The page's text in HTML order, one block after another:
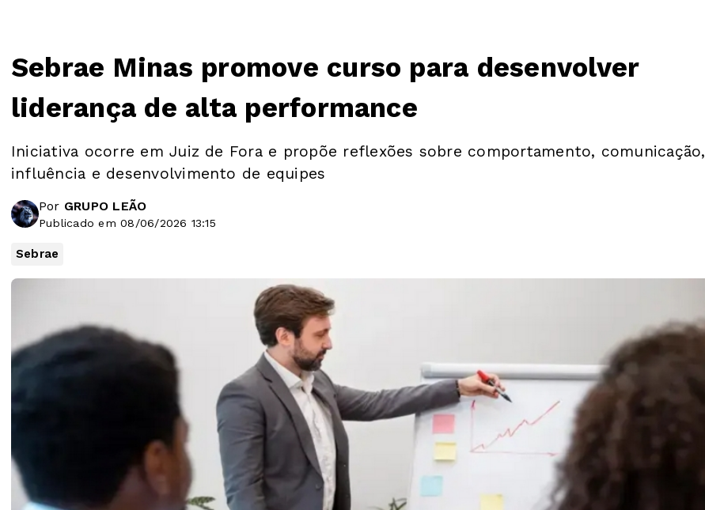
Sebrae Minas promove curso para desenvolver
liderança de alta performance
Iniciativa ocorre em Juiz de Fora e propõe reflexões sobre comportamento, comunicação,
influência e desenvolvimento de equipes
Por GRUPO LEÃO
Publicado em 08/06/2026 13:15
Sebrae